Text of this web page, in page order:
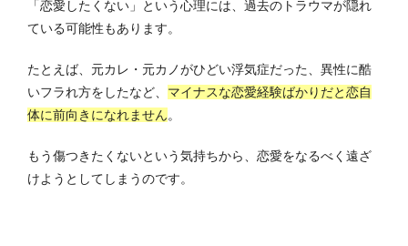
「恋愛したくない」という心理には、過去のトラウマが隠れ
ている可能性もあります。
たとえば、元カレ・元カノがひどい浮気症だった、異性に酷
いフラれ方をしたなど、 マイナスな恋愛経験ばかりだと恋自
体に前向きになれません。
もう傷つきたくないという気持ちから、恋愛をなるべく遠ざ
けようとしてしまうのです。